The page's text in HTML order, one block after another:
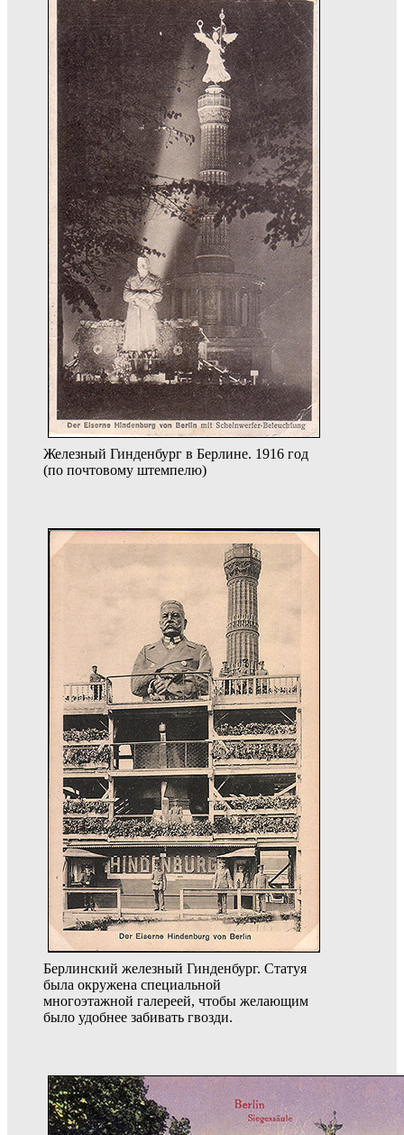
Железный Гинденбург в Берлине. 1916 год
(по почтовому штемпелю)
Берлинский железный Гинденбург. Статуя
была окружена специальной
многоэтажной галереей, чтобы желающим
было удобнее забивать гвозди.